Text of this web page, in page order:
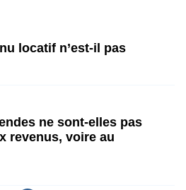
locatif n’est-il pas
ne sont-elles pas
revenus, voire au